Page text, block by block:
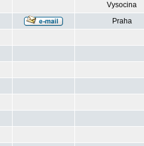
Vysocina
Praha